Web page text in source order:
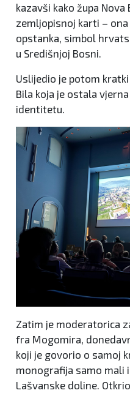
kazavši kako župa
zemljopisnoj karti –
opstanka, simbol
u Središnjoj Bosni.
Uslijedio je potom
Bila koja je ostala
identitetu.
Zatim je moderatorica
fra Mogomira,
koji je govorio o samoj
monografija samo mali
Lašvanske doline.